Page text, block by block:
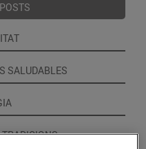
SALUDABLES